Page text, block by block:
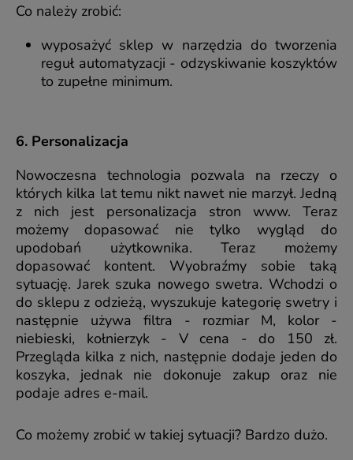
Co należy zrobić:
wyposażyć sklep w narzędzia do tworzenia
reguł automatyzacji - odzyskiwanie koszyktów
to zupełne minimum.
6. Personalizacja
Nowoczesna technologia pozwala na rzeczy o
których kilka lat temu nikt nawet nie marzył. Jedną
z nich jest personalizacja stron www. Teraz
możemy dopasować nie tylko wygląd do
upodobań użytkownika. Teraz możemy
dopasować kontent. Wyobraźmy sobie taką
sytuację. Jarek szuka nowego swetra. Wchodzi o
do sklepu z odzieżą, wyszukuje kategorię swetry i
następnie używa filtra - rozmiar M, kolor -
niebieski, kołnierzyk - V cena - do 150 zł.
Przegląda kilka z nich, następnie dodaje jeden do
koszyka, jednak nie dokonuje zakup oraz nie
podaje adres e-mail.
Co możemy zrobić w takiej sytuacji? Bardzo dużo.